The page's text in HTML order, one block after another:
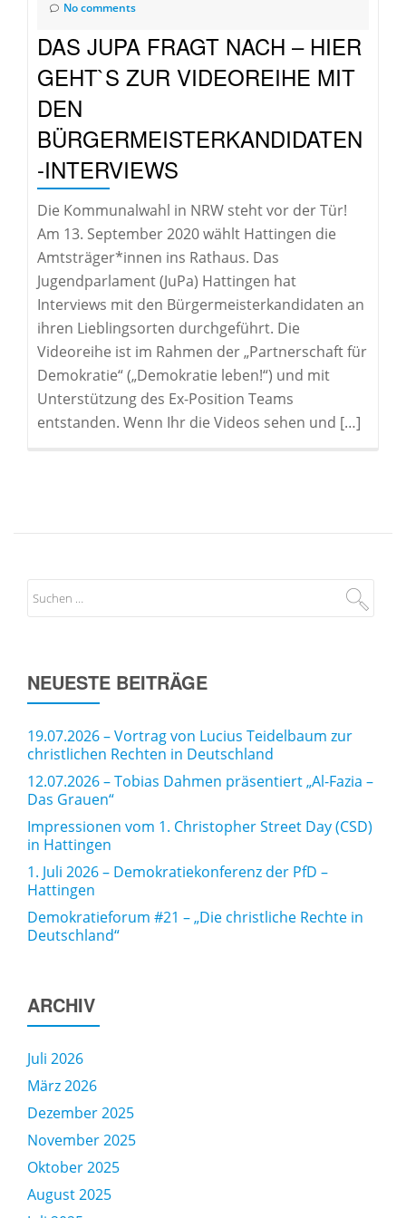
No comments
DAS JUPA FRAGT NACH – HIER
GEHT`S ZUR VIDEOREIHE MIT
DEN
BÜRGERMEISTERKANDIDATEN
-INTERVIEWS
Die Kommunalwahl in NRW steht vor der Tür!
Am 13. September 2020 wählt Hattingen die
Amtsträger*innen ins Rathaus. Das
Jugendparlament (JuPa) Hattingen hat
Interviews mit den Bürgermeisterkandidaten an
ihren Lieblingsorten durchgeführt. Die
Videoreihe ist im Rahmen der „Partnerschaft für
Demokratie“ („Demokratie leben!“) und mit
Unterstützung des Ex-Position Teams
entstanden. Wenn Ihr die Videos sehen und […]
NEUESTE BEITRÄGE
19.07.2026 – Vortrag von Lucius Teidelbaum zur
christlichen Rechten in Deutschland
12.07.2026 – Tobias Dahmen präsentiert „Al-Fazia –
Das Grauen“
Impressionen vom 1. Christopher Street Day (CSD)
in Hattingen
1. Juli 2026 – Demokratiekonferenz der PfD –
Hattingen
Demokratieforum #21 – „Die christliche Rechte in
Deutschland“
ARCHIV
Juli 2026
März 2026
Dezember 2025
November 2025
Oktober 2025
August 2025